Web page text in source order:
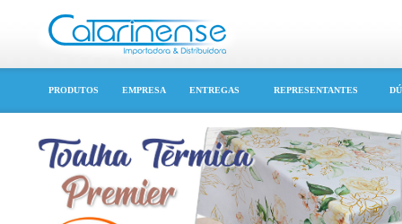
PRODUTOS EMPRESA ENTREGAS REPRESENTANTES